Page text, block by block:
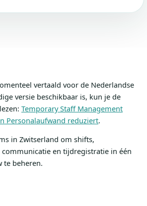
vertaald voor de Nederlandse
versie beschikbaar is, kun je de
Temporary Staff Management
Personalaufwand reduziert.
in Zwitserland om shifts,
communicatie en tijdregistratie in één
te beheren.